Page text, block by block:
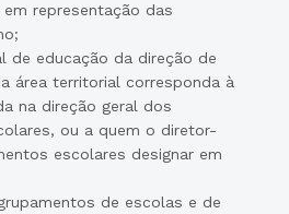
representação das
de educação da direção de
área territorial corresponda à
na direção geral dos
ou a quem o diretor-
escolares designar em
de escolas e de